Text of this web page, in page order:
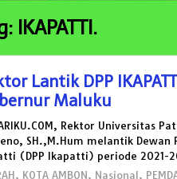
IKAPATTI.
Lantik DPP
Maluku
Rektor Universitas
SH.,M.Hum melantik
(DPP Ikapatti) periode 2021-
, KOTA AMBON, Nasional,